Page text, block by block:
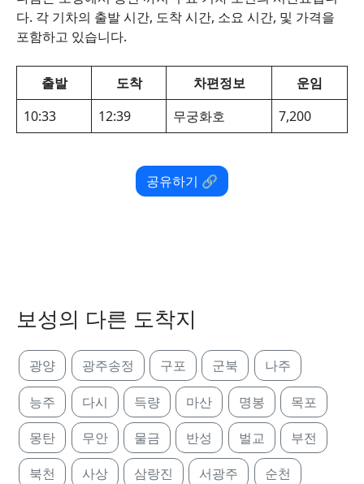
다. 각 기차의 출발 시간, 도착 시간, 소요 시간, 및 가격을
포함하고 있습니다.
출발 도착 차편정보
운임
10:33
12:39 무궁화호 7,200
공유하기 🔗
보성의 다른 도착지
광양 광주송정 구포 군북 나주
능주 다시 득량 마산 명봉 목포
몽탄 무안 물금 반성 벌교 부전
북천 사상 삼랑진 서광주 순천